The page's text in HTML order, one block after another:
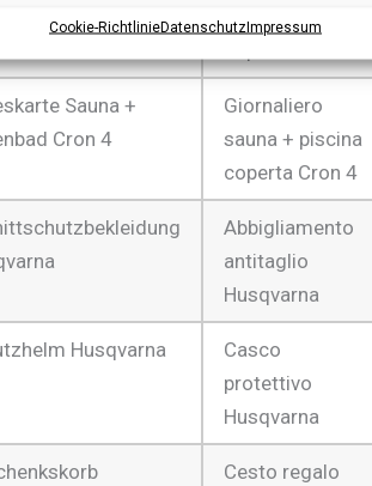
Cookie-RichtlinieDatenschutzImpressum
Cron 4
famiglia piscina
Sauna +
Cron 4
Giornaliero
sauna + piscina
coperta Cron 4
Abbigliamento
antitaglio
Husqvarna
Husqvarna
Casco
protettivo
Husqvarna
Cesto regalo